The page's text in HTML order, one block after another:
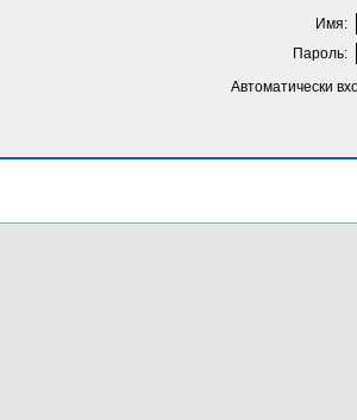
Имя:
Пароль:
Автоматически